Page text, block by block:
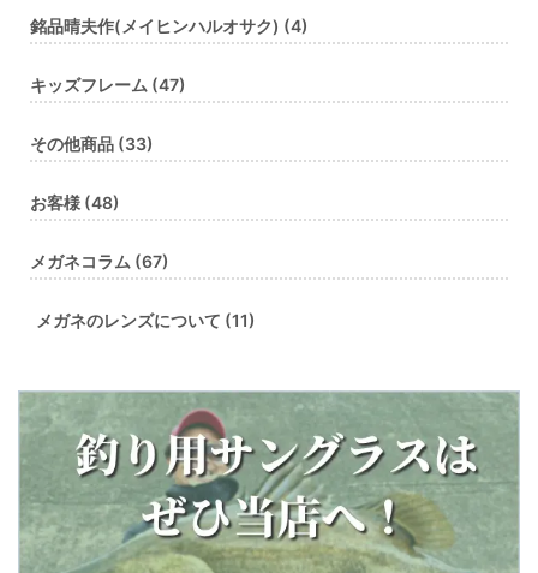
銘品晴夫作(メイヒンハルオサク) (4)
キッズフレーム (47)
その他商品 (33)
お客様 (48)
メガネコラム (67)
メガネのレンズについて (11)